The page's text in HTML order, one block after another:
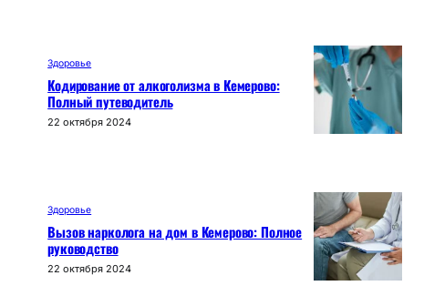
Здоровье
Кодирование от алкоголизма в Кемерово:
Полный путеводитель
22 октября 2024
Здоровье
Вызов нарколога на дом в Кемерово: Полное
руководство
22 октября 2024